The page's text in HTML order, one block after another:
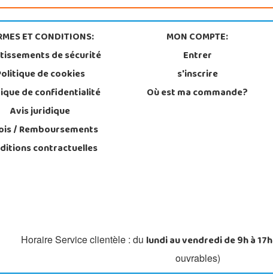
ET CONDITIONS:
de sécurité
de cookies
de confidentialité
Avis juridique
/ Remboursements
contractuelles
MON COMPTE:
Entrer
s'inscrire
Où est ma commande?
Horaire Service clientèle : du lundi au vendredi de 9h à 17h
ouvrables)